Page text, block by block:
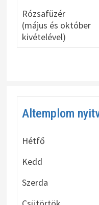
Rózsafüzér
(május és október
kivételével)
Altemplom
Hétfő
Kedd
Szerda